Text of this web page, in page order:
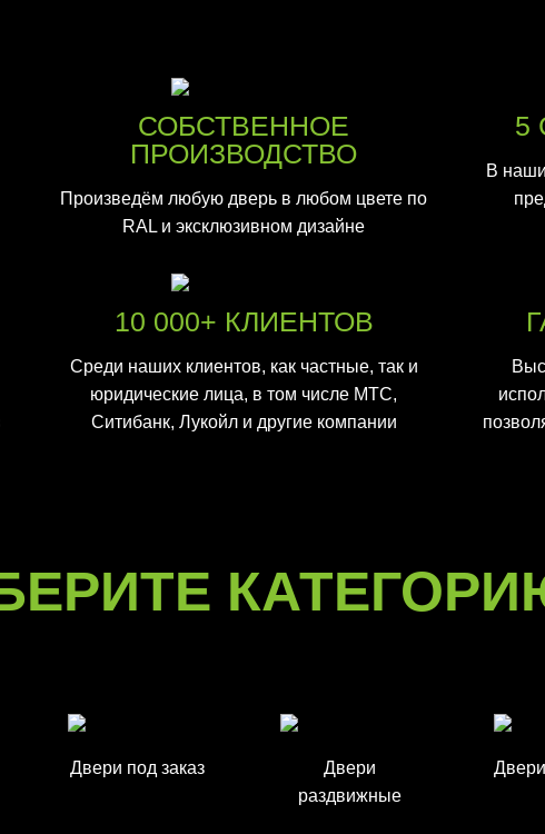
СОБСТВЕННОЕ
ПРОИЗВОДСТВО
Произведём любую дверь в любом цвете по
RAL и эксклюзивном дизайне
5
В
10 000+ КЛИЕНТОВ
Среди наших клиентов, как частные, так и
юридические лица, в том числе МТС,
Ситибанк, Лукойл и другие компании
Двери под заказ
Двери
раздвижные